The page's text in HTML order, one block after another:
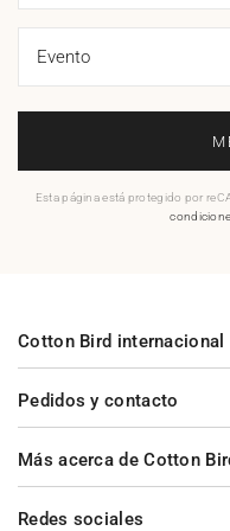
Esta página está protegido por
Pedidos y contacto
Más acerca de Cotton
Cotton Bird internacional
Redes sociales